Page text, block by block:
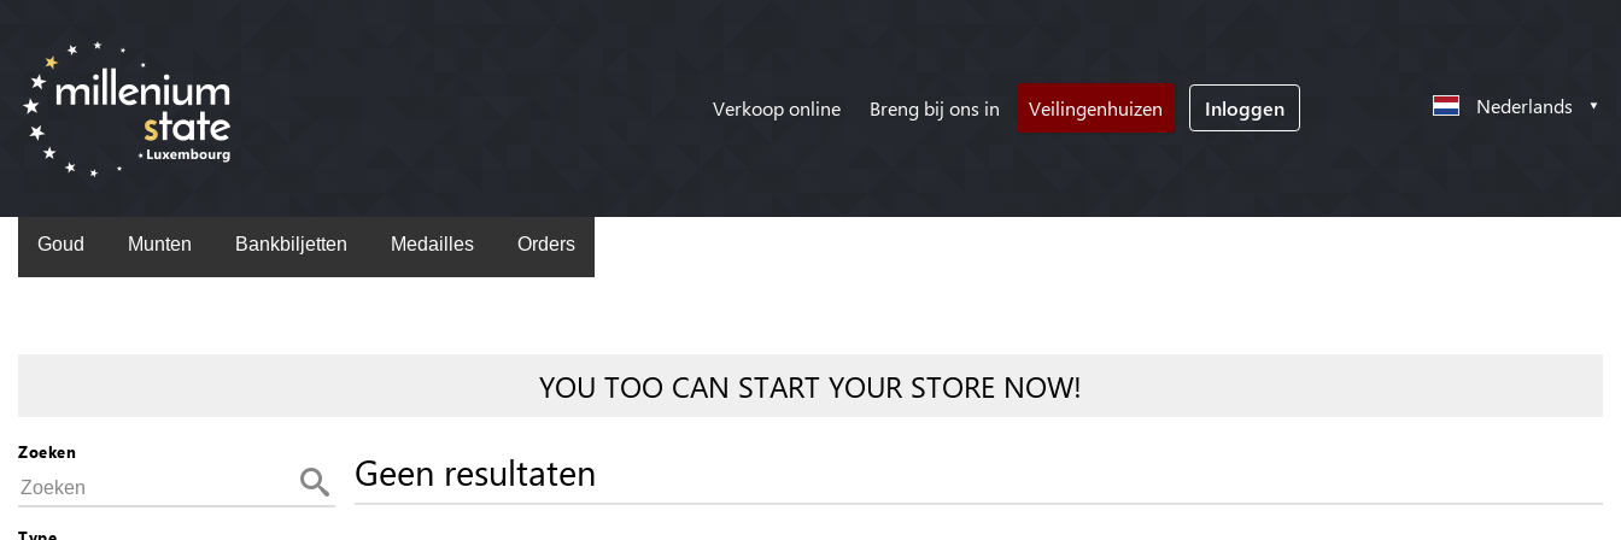
Verkoop online Breng bij ons in Veilingenhuizen Inloggen Nederlands
Goud Munten Bankbiljetten Medailles Orders
YOU TOO CAN START YOUR STORE NOW!
Zoeken Geen resultaten